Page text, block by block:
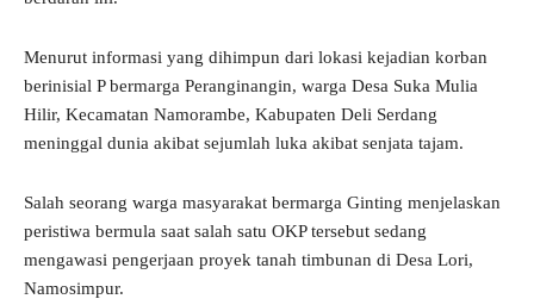
Menurut informasi yang dihimpun dari lokasi kejadian korban
berinisial P bermarga Peranginangin, warga Desa Suka Mulia
Hilir, Kecamatan Namorambe, Kabupaten Deli Serdang
meninggal dunia akibat sejumlah luka akibat senjata tajam.
Salah seorang warga masyarakat bermarga Ginting menjelaskan
peristiwa bermula saat salah satu OKP tersebut sedang
mengawasi pengerjaan proyek tanah timbunan di Desa Lori,
Namosimpur.